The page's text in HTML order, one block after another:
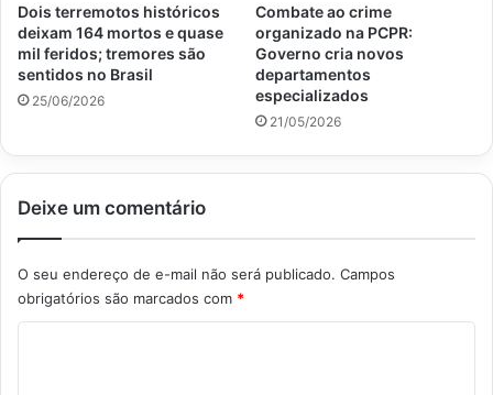
Dois terremotos históricos
deixam 164 mortos e quase
mil feridos; tremores são
sentidos no Brasil
25/06/2026
Combate ao crime
organizado na PCPR:
Governo cria novos
departamentos
especializados
21/05/2026
Deixe um comentário
O seu endereço de e-mail não será publicado. Campos
obrigatórios são marcados com *